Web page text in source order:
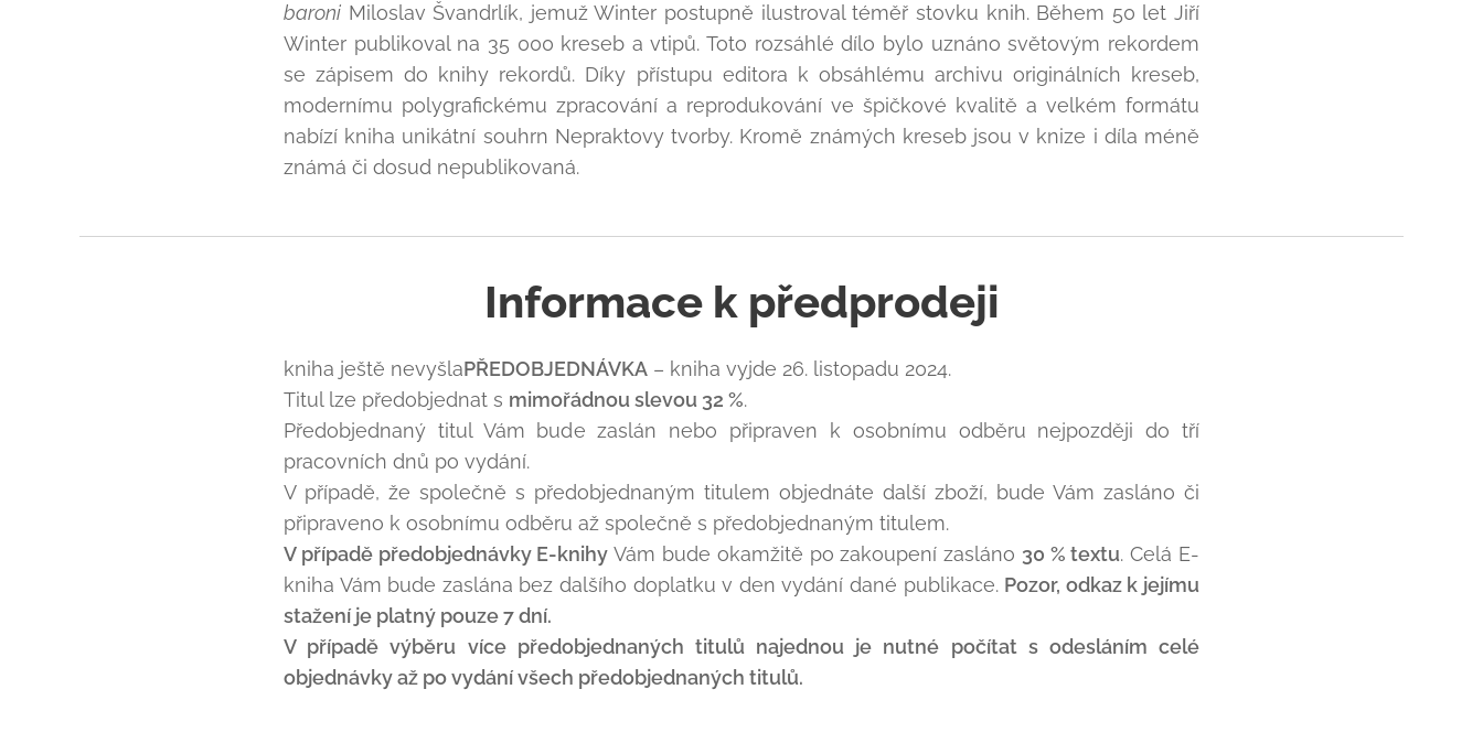
baroni Miloslav Švandrlík, jemuž Winter postupně ilustroval téměř stovku knih. Během 50 let Jiří
Winter publikoval na 35 000 kreseb a vtipů. Toto rozsáhlé dílo bylo uznáno světovým rekordem
se zápisem do knihy rekordů. Díky přístupu editora k obsáhlému archivu originálních kreseb,
modernímu polygrafickému zpracování a reprodukování ve špičkové kvalitě a velkém formátu
nabízí kniha unikátní souhrn Nepraktovy tvorby. Kromě známých kreseb jsou v knize i díla méně
známá či dosud nepublikovaná.
Informace k předprodeji
kniha ještě nevyšlaPŘEDOBJEDNÁVKA – kniha vyjde 26. listopadu 2024.
Titul lze předobjednat s mimořádnou slevou 32 %.
Předobjednaný titul Vám bude zaslán nebo připraven k osobnímu odběru nejpozději do tří
pracovních dnů po vydání.
V případě, že společně s předobjednaným titulem objednáte další zboží, bude Vám zasláno či
připraveno k osobnímu odběru až společně s předobjednaným titulem.
V případě předobjednávky E-knihy Vám bude okamžitě po zakoupení zasláno 30 % textu. Celá E-
kniha Vám bude zaslána bez dalšího doplatku v den vydání dané publikace. Pozor, odkaz k jejímu
stažení je platný pouze 7 dní.
V případě výběru více předobjednaných titulů najednou je nutné počítat s odesláním celé
objednávky až po vydání všech předobjednaných titulů.